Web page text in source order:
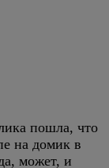
пошла, что
на домик в
может, и